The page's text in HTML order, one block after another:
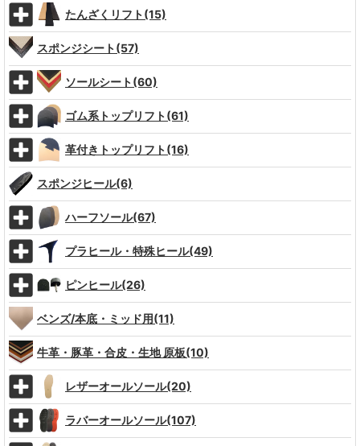
たんざくリフト(15)
スポンジシート(57)
ソールシート(60)
ゴム系トップリフト(61)
革付きトップリフト(16)
スポンジヒール(6)
ハーフソール(67)
プラヒール・特殊ヒール(49)
ピンヒール(26)
ベンズ/本底・ミッド用(11)
牛革・豚革・合皮・生地 原板(10)
レザーオールソール(20)
ラバーオールソール(107)